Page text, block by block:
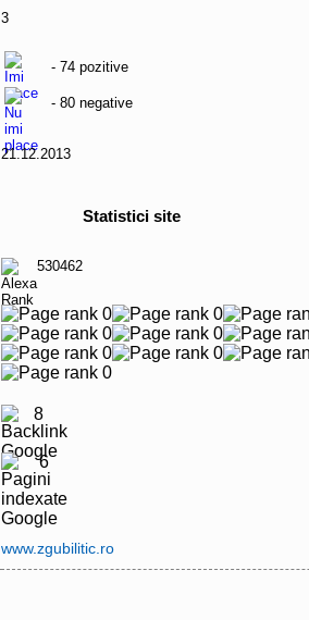
3
- 74 pozitive
- 80 negative
21.12.2013
Statistici site
530462
8
6
www.zgubilitic.ro